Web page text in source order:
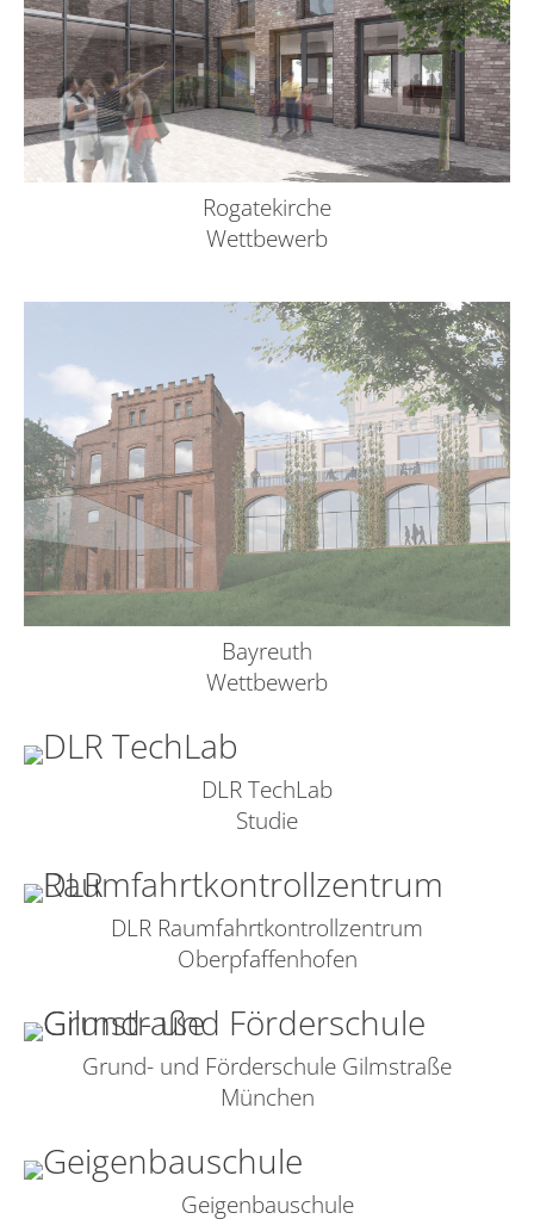
Rogatekirche
Wettbewerb
Bayreuth
Wettbewerb
DLR TechLab
Studie
DLR Raumfahrtkontrollzentrum
Oberpfaffenhofen
Grund- und Förderschule Gilmstraße
München
Geigenbauschule